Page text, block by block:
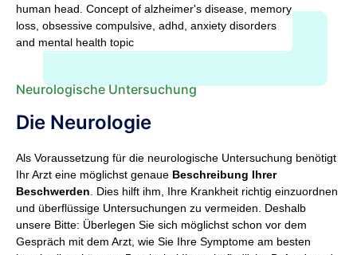
Neurologische Untersuchung
Die Neurologie
Als Voraussetzung für die neurologische Untersuchung benötigt
Ihr Arzt eine möglichst genaue Beschreibung Ihrer
Beschwerden . Dies hilft ihm, Ihre Krankheit richtig einzuordnen
und überflüssige Untersuchungen zu vermeiden. Deshalb
unsere Bitte: Überlegen Sie sich möglichst schon vor dem
Gespräch mit dem Arzt, wie Sie Ihre Symptome am besten